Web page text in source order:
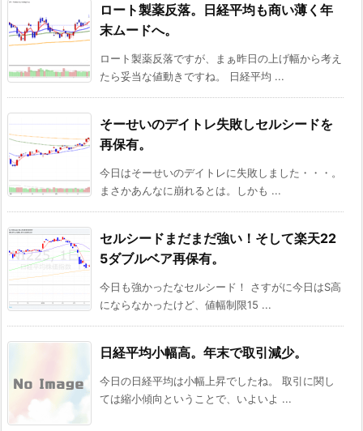
ロート製薬反落。日経平均も商い薄く年
末ムードへ。
ロート製薬反落ですが、まぁ昨日の上げ幅から考え
たら妥当な値動きですね。 日経平均 ...
そーせいのデイトレ失敗しセルシードを
再保有。
今日はそーせいのデイトレに失敗しました・・・。
まさかあんなに崩れるとは。しかも ...
セルシードまだまだ強い！そして楽天22
5ダブルベア再保有。
今日も強かったなセルシード！ さすがに今日はS高
にならなかったけど、値幅制限15 ...
日経平均小幅高。年末で取引減少。
今日の日経平均は小幅上昇でしたね。 取引に関し
ては縮小傾向ということで、いよいよ ...